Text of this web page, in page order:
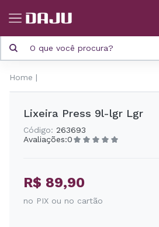
Home
Lixeira Press 9l-lgr Lgr
Código: 263693
Avaliações:0
R$ 89,90
no PIX ou no cartão